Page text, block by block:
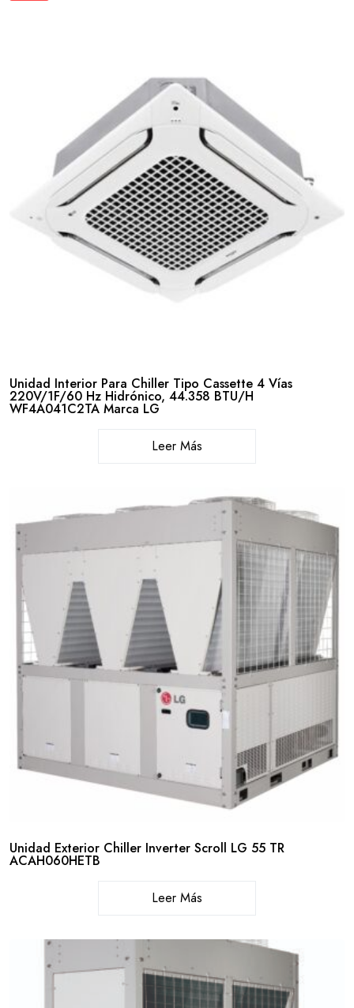
Unidad Interior Para Chiller Tipo Cassette 4 Vías
220V/1F/60 Hz Hidrónico, 44.358 BTU/H
WF4A041C2TA Marca LG
Leer Más
Unidad Exterior Chiller Inverter Scroll LG 55 TR
ACAH060HETB
Leer Más